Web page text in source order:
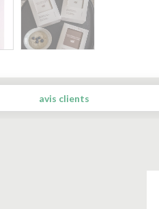
avis clients